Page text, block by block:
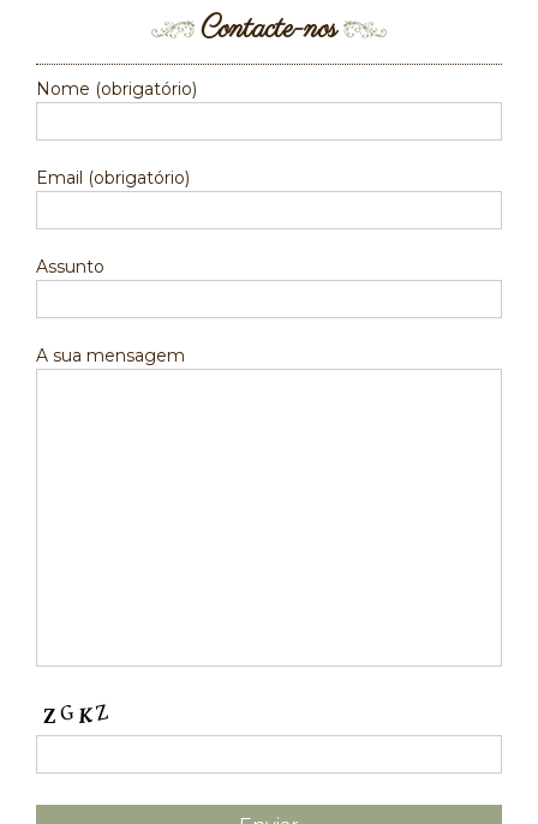
Contacte-nos
Nome (obrigatório)
Email (obrigatório)
Assunto
A sua mensagem